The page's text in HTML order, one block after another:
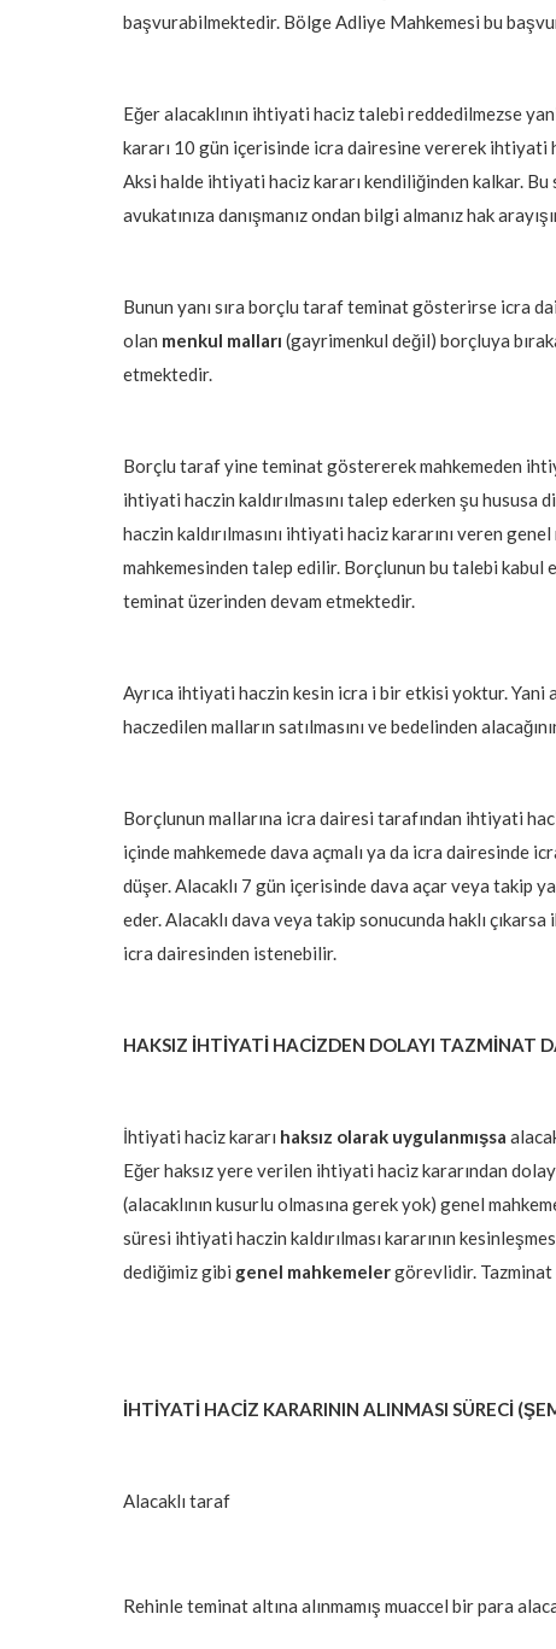
başvurabilmektedir. Bölge Adliye Mahkemesi bu
Eğer alacaklının ihtiyati haciz talebi reddedilmezse
kararı 10 gün içerisinde icra dairesine vererek
Aksi halde ihtiyati haciz kararı kendiliğinden kalkar.
avukatınıza danışmanız ondan bilgi almanız hak
Bunun yanı sıra borçlu taraf teminat gösterirse icra
olan menkul malları (gayrimenkul değil) borçluya
etmektedir.
Borçlu taraf yine teminat göstererek mahkemeden
ihtiyati haczin kaldırılmasını talep ederken şu
haczin kaldırılmasını ihtiyati haciz kararını veren
mahkemesinden talep edilir. Borçlunun bu talebi
teminat üzerinden devam etmektedir.
Ayrıca ihtiyati haczin kesin icra i bir etkisi yoktur.
haczedilen malların satılmasını ve bedelinden
Borçlunun mallarına icra dairesi tarafından ihtiyati
içinde mahkemede dava açmalı ya da icra dairesinde
düşer. Alacaklı 7 gün içerisinde dava açar veya takip
eder.Alacaklı dava veya takip sonucunda haklı
icra dairesinden istenebilir.
HAKSIZ İHTİYATİ HACİZDEN DOLAYI TAZMİNAT
İhtiyati haciz kararı haksız olarak uygulanmışsa
Eğer haksız yere verilen ihtiyati haciz kararından
(alacaklının kusurlu olmasına gerek yok) genel
süresi ihtiyati haczin kaldırılması kararının
dediğimiz gibi genel mahkemelergörevlidir. Tazminat
İHTİYATİ HACİZ KARARININ ALINMASI SÜRECİ
Alacaklı taraf
Rehinle teminat altına alınmamış muaccel bir para